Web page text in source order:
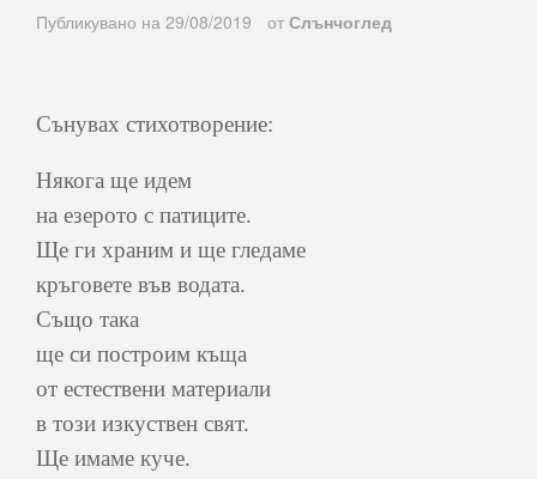
Публикувано на 29/08/2019 от Слънчоглед
Сънувах стихотворение:
Някога ще идем
на езерото с патиците.
Ще ги храним и ще гледаме
кръговете във водата.
Също така
ще си построим къща
от естествени материали
в този изкуствен свят.
Ще имаме куче.